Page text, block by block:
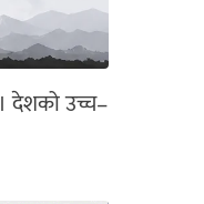
देशको उच्च–